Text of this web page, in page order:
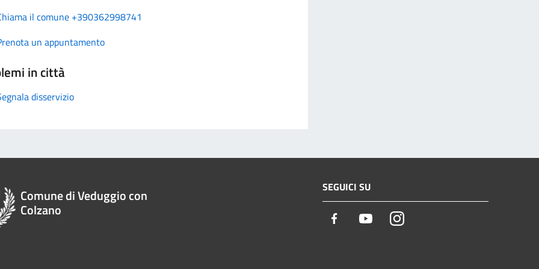
il comune +390362998741
un appuntamento
in città
disservizio
Comune di Veduggio con
Colzano
SEGUICI SU
Facebook YoutubeInstagram